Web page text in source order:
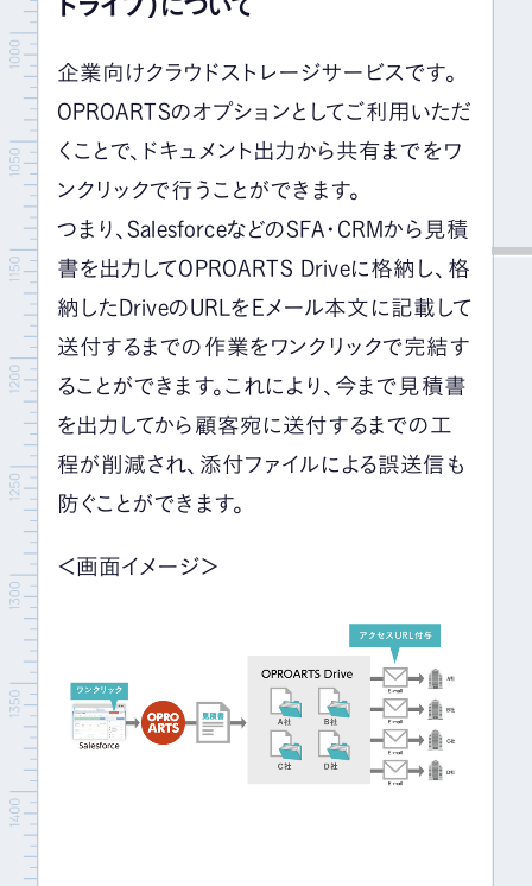
ドライブ）について
企業向けクラウドストレージサービスです。
OPROARTSのオプションとしてご利用いただ
くことで、ドキュメント出力から共有までをワ
ンクリックで行うことができます。
つまり、SalesforceなどのSFA・CRMから見積
書を出力してOPROARTS Driveに格納し、格
納したDriveのURLをEメール本文に記載して
送付するまでの作業をワンクリックで完結す
ることができます。これにより、今まで見積書
を出力してから顧客宛に送付するまでの工
程が削減され、添付ファイルによる誤送信も
防ぐことができます。
＜画面イメージ＞